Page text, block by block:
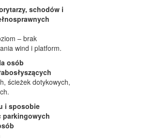
schodów i
– brak
wind i platform.
osób
ścieżek dotykowych,
i sposobie
parkingowych